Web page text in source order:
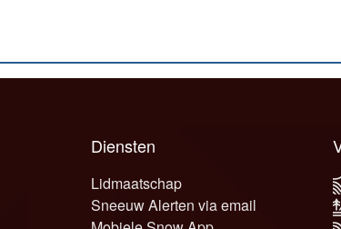
Diensten
Lidmaatschap
Sneeuw Alerten via email